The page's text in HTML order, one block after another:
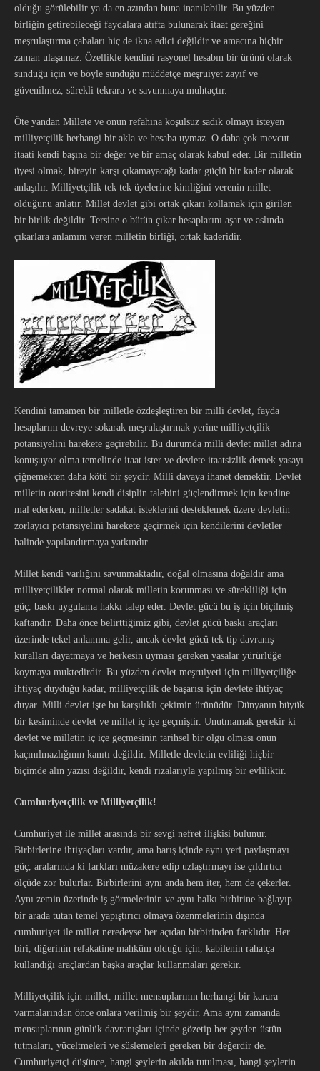
olduğu görülebilir ya da en azından buna inanılabilir. Bu yüzden
birliğin getirebileceği faydalara atıfta bulunarak itaat gereğini
meşrulaştırma çabaları hiç de ikna edici değildir ve amacına hiçbir
zaman ulaşamaz. Özellikle kendini rasyonel hesabın bir ürünü olarak
sunduğu için ve böyle sunduğu müddetçe meşruiyet zayıf ve
güvenilmez, sürekli tekrara ve savunmaya muhtaçtır.
Öte yandan Millete ve onun refahına koşulsuz sadık olmayı isteyen
milliyetçilik herhangi bir akla ve hesaba uymaz. O daha çok mevcut
itaati kendi başına bir değer ve bir amaç olarak kabul eder. Bir milletin
üyesi olmak, bireyin karşı çıkamayacağı kadar güçlü bir kader olarak
anlaşılır. Milliyetçilik tek tek üyelerine kimliğini verenin millet
olduğunu anlatır. Millet devlet gibi ortak çıkarı kollamak için girilen
bir birlik değildir. Tersine o bütün çıkar hesaplarını aşar ve aslında
çıkarlara anlamını veren milletin birliği, ortak kaderidir.
Kendini tamamen bir milletle özdeşleştiren bir milli devlet, fayda
hesaplarını devreye sokarak meşrulaştırmak yerine milliyetçilik
potansiyelini harekete geçirebilir. Bu durumda milli devlet millet adına
konuşuyor olma temelinde itaat ister ve devlete itaatsizlik demek yasayı
çiğnemekten daha kötü bir şeydir. Milli davaya ihanet demektir. Devlet
milletin otoritesini kendi disiplin talebini güçlendirmek için kendine
mal ederken, milletler sadakat isteklerini desteklemek üzere devletin
zorlayıcı potansiyelini harekete geçirmek için kendilerini devletler
halinde yapılandırmaya yatkındır.
Millet kendi varlığını savunmaktadır, doğal olmasına doğaldır ama
milliyetçilikler normal olarak milletin korunması ve sürekliliği için
güç, baskı uygulama hakkı talep eder. Devlet gücü bu iş için biçilmiş
kaftandır. Daha önce belirttiğimiz gibi, devlet gücü baskı araçları
üzerinde tekel anlamına gelir, ancak devlet gücü tek tip davranış
kuralları dayatmaya ve herkesin uyması gereken yasalar yürürlüğe
koymaya muktedirdir. Bu yüzden devlet meşruiyeti için milliyetçiliğe
ihtiyaç duyduğu kadar, milliyetçilik de başarısı için devlete ihtiyaç
duyar. Milli devlet işte bu karşılıklı çekimin ürünüdür. Dünyanın büyük
bir kesiminde devlet ve millet iç içe geçmiştir. Unutmamak gerekir ki
devlet ve milletin iç içe geçmesinin tarihsel bir olgu olması onun
kaçınılmazlığının kanıtı değildir. Milletle devletin evliliği hiçbir
biçimde alın yazısı değildir, kendi rızalarıyla yapılmış bir evliliktir.
Cumhuriyetçilik ve Milliyetçilik!
Cumhuriyet ile millet arasında bir sevgi nefret ilişkisi bulunur.
Birbirlerine ihtiyaçları vardır, ama barış içinde aynı yeri paylaşmayı
güç, aralarında ki farkları müzakere edip uzlaştırmayı ise çıldırtıcı
ölçüde zor bulurlar. Birbirlerini aynı anda hem iter, hem de çekerler.
Aynı zemin üzerinde iş görmelerinin ve aynı halkı birbirine bağlayıp
bir arada tutan temel yapıştırıcı olmaya özenmelerinin dışında
cumhuriyet ile millet neredeyse her açıdan birbirinden farklıdır. Her
biri, diğerinin refakatine mahkûm olduğu için, kabilenin rahatça
kullandığı araçlardan başka araçlar kullanmaları gerekir.
Milliyetçilik için millet, millet mensuplarının herhangi bir karara
varmalarından önce onlara verilmiş bir şeydir. Ama aynı zamanda
mensuplarının günlük davranışları içinde gözetip her şeyden üstün
tutmaları, yüceltmeleri ve süslemeleri gereken bir değerdir de.
Cumhuriyetçi düşünce, hangi şeylerin akılda tutulması, hangi şeylerin